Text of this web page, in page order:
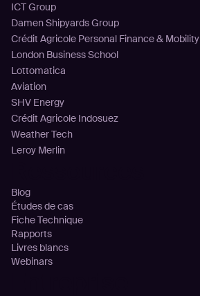
ICT Group
Damen Shipyards Group
Crédit Agricole Personal Finance & Mobility
London Business School
Lottomatica
Aviation
SHV Energy
Crédit Agricole Indosuez
Weather Tech
Leroy Merlin
Blog
Études de cas
Fiche Technique
Rapports
Livres blancs
Webinars